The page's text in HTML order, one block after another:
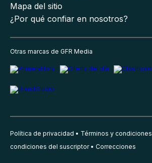
Mapa del sitio
¿Por qué confiar en nosotros?
Otras marcas de GFR Media
Política de privacidad Términos y condiciones
condiciones del suscriptor
Correcciones